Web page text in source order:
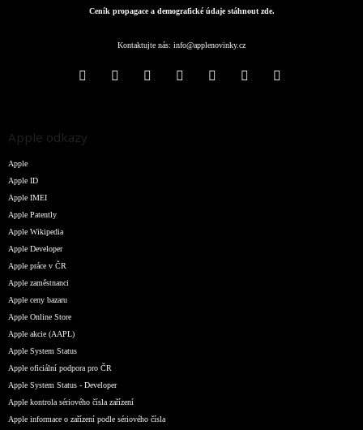
Ceník propagace a demografické údaje stáhnout zde.
Kontaktujte nás: info@applenovinky.cz
Apple odkazy
Apple
Apple ID
Apple IMEI
Apple Patently
Apple Wikipedia
Apple Developer
Apple práce v ČR
Apple zaměstnanci
Apple ceny bazaru
Apple Online Store
Apple akcie (AAPL)
Apple System Status
Apple oficiální podpora pro ČR
Apple System Status - Developer
Apple kontrola sériového čísla zařízení
Apple informace o zařízení podle sériového čísla